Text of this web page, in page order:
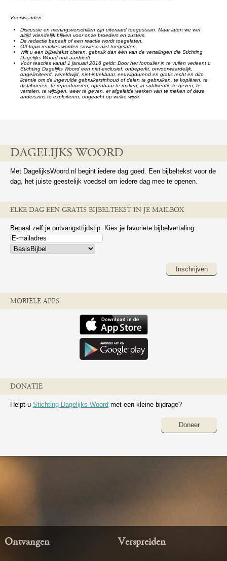
Voorwaarden:
Discussie en meningsverschillen zijn uiteraard toegestaan. Maar laten we wel
altijd vriendelijk blijven voor onze broeders en zusters.
De redactie bepaalt of een reactie wordt toegelaten.
Off-topic reacties worden sowieso niet toegelaten.
Wilt u een bijbeltekst citeren, gebruik dan één van de vertalingen die Stichting
Dagelijks Woord ook aanbiedt.
Voor reacties vanaf 1 januari 2016 geldt: Door het formulier in te vullen verleent u
Stichting Dagelijks Woord een niet-exclusief, onbeperkt, onvoorwaardelijk,
ongelimiteerd, wereldwijd, niet-intrekbaar, eeuwigdurend en gratis recht en dito
licentie om de ingevulde gebruikersinhoud of delen te gebruiken, te kopiëren, te
distribueren, te reproduceren, openbaar te maken, in sublicentie te geven, te
vertalen, te wijzigen, weer te geven, er afgeleide werken van te maken of deze
anderszins te exploiteren, ongeacht op welke wijze.
DAGELIJKS WOORD
Met DagelijksWoord.nl begint iedere dag goed. Een bijbeltekst voor de
dag, het juiste geestelijk voedsel om iedere dag mee te openen.
ELKE DAG EEN GRATIS BIJBELTEKST IN JE MAILBOX
Bepaal zelf je ontvangsttijdstip. Kies je favoriete bijbelvertaling.
Inschrijven
MOBIELE APPS
DONATIE
Helpt u Stichting Dagelijks Woord met een kleine bijdrage?
Doneer
Ontvangen Verspreiden